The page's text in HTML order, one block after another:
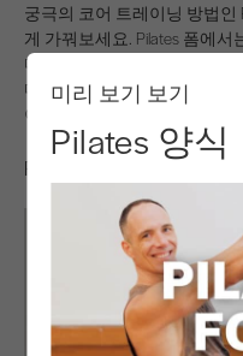
궁극의 코어 트레이닝 방법인
게 가꿔보세요. Pilates 폼에
다리까지 힘을 발산하도록
다.
이 프로그램을 시작하려면 로
Pilates 양식 소개
미리 보기 보기
Pilates 양식